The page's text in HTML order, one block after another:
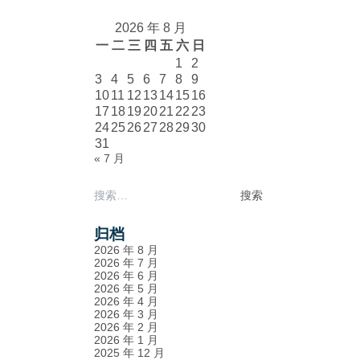
2026 年 8 月
一 二 三 四 五 六 日
1
2
3
4 5 6 7 8
9
1011 12 13141516
17 1819 2021 22 23
24252627 282930
31
« 7 月
搜
归档
2026 年 8 月
2026 年 7 月
2026 年 6 月
2026 年 5 月
2026 年 4 月
2026 年 3 月
2026 年 2 月
2026 年 1 月
2025 年 12 月